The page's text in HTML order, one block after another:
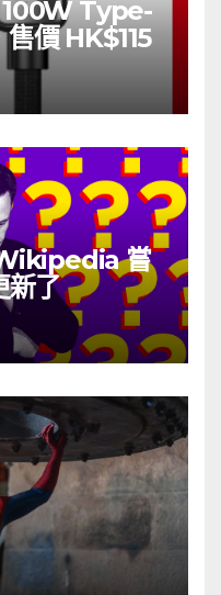
Type-
價 HK$115
嘗
新了